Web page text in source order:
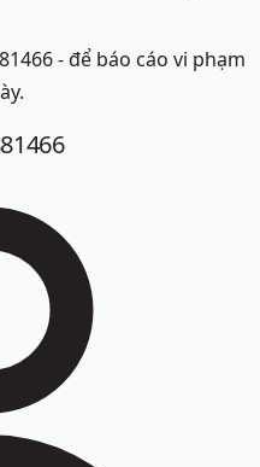
- để báo cáo vi phạm